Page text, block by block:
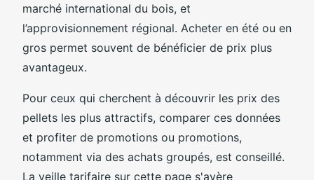
marché international du bois, et
l’approvisionnement régional. Acheter en été ou en
gros permet souvent de bénéficier de prix plus
avantageux.
Pour ceux qui cherchent à découvrir les prix des
pellets les plus attractifs, comparer ces données
et profiter de promotions ou promotions,
notamment via des achats groupés, est conseillé.
La veille tarifaire sur cette page s'avère